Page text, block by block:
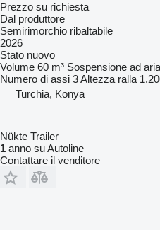
Prezzo su richiesta
Dal produttore
Semirimorchio ribaltabile
2026
Stato nuovo
Volume 60 m³ Sospensione ad
Numero di assi 3Altezza ralla
Turchia, Konya
Nükte Trailer
1 anno su Autoline
Contattare il venditore